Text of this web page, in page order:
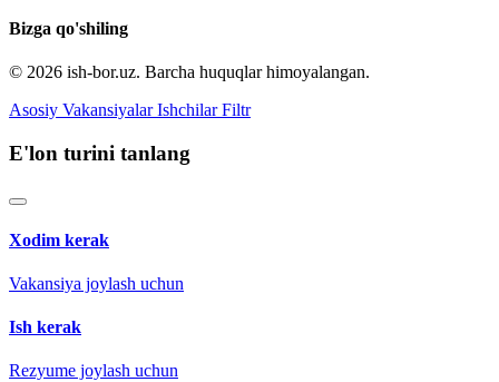
Bizga qo'shiling
© 2026 ish-bor.uz. Barcha huquqlar himoyalangan.
Asosiy Vakansiyalar Ishchilar Filtr
E'lon turini tanlang
Xodim kerak
Vakansiya joylash uchun
Ish kerak
Rezyume joylash uchun